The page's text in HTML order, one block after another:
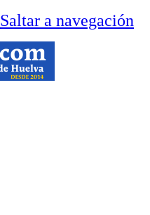
Saltar a navegación